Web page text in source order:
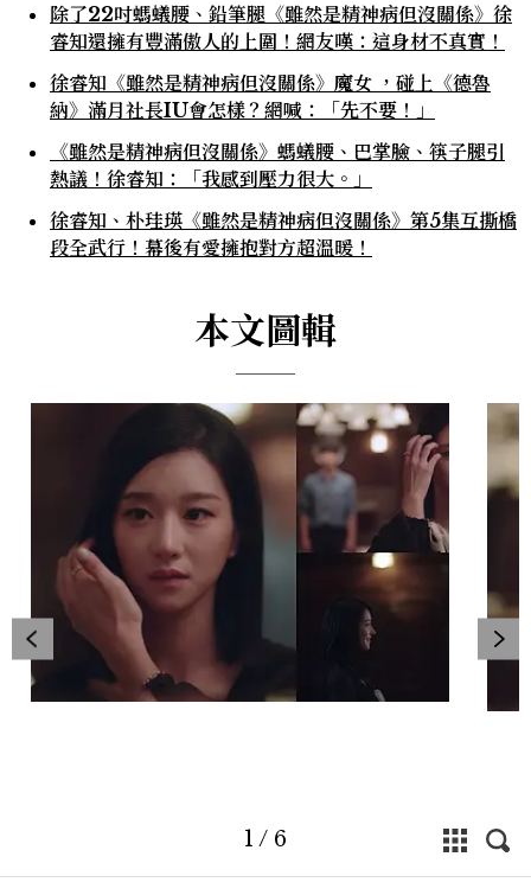
除了22吋螞蟻腰、鉛筆腿《雖然是精神病但沒關係》徐
睿知還擁有豐滿傲人的上圍！網友嘆：這身材不真實！
徐睿知《雖然是精神病但沒關係》魔女 ，碰上《德魯
納》滿月社長IU會怎樣？網喊：「先不要！」
《雖然是精神病但沒關係》螞蟻腰、巴掌臉、筷子腿引
熱議！徐睿知：「我感到壓力很大。」
徐睿知、朴珪瑛《雖然是精神病但沒關係》第5集互撕橋
段全武行！幕後有愛擁抱對方超溫暖！
本文圖輯
1 / 6